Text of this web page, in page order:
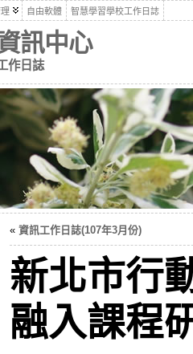
自由軟體 智慧學習學校工作日誌
訊中心
作日誌
« 資訊工作日誌(107年3月份)
新北市行
融入課程